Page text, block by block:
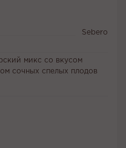
Sebero
микс со вкусом
сочных спелых плодов